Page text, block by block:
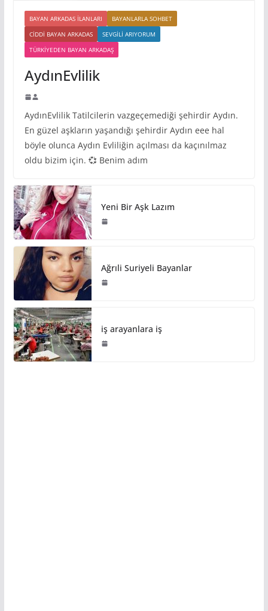
BAYAN ARKADAS ILANLARI
BAYANLARLA SOHBET
CIDDI BAYAN ARKADAS
SEVGILI ARIYORUM
TÜRKIYEDEN BAYAN ARKADAŞ
AydınEvlilik
AydınEvlilik Tatilcilerin vazgeçemediği şehirdir Aydın.
En güzel aşkların yaşandığı şehirdir Aydın eee hal
böyle olunca Aydın Evliliğin açılması da kaçınılmaz
oldu bizim için. 💞 Benim adım
Yeni Bir Aşk Lazım
Ağrıli Suriyeli Bayanlar
iş arayanlara iş